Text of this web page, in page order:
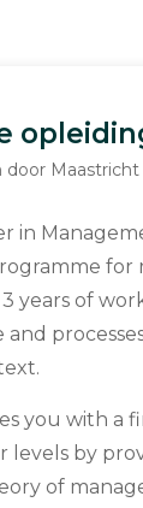
door
in
3 years of
you with a
levels by
of